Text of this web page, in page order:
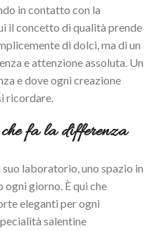
in contatto con la
il concetto di qualità prende
di dolci, ma di un
e attenzione assoluta. Un
e dove ogni creazione
ricordare.
fa la differenza
laboratorio, uno spazio in
giorno. È qui che
eleganti per ogni
salentine